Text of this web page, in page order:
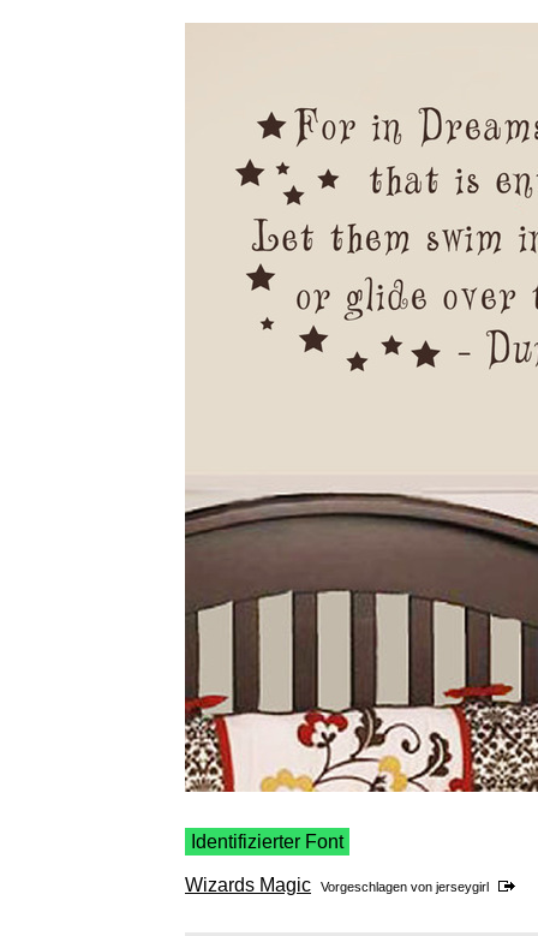
Identifizierter Font
Wizards Magic Vorgeschlagen von jerseygirl